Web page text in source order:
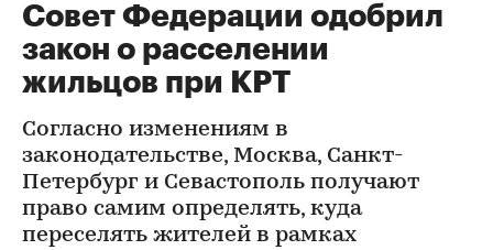
Совет Федерации одобрил
закон о расселении
жильцов при КРТ
Согласно изменениям в
законодательстве, Москва, Санкт-
Петербург и Севастополь получают
право самим определять, куда
переселять жителей в рамках